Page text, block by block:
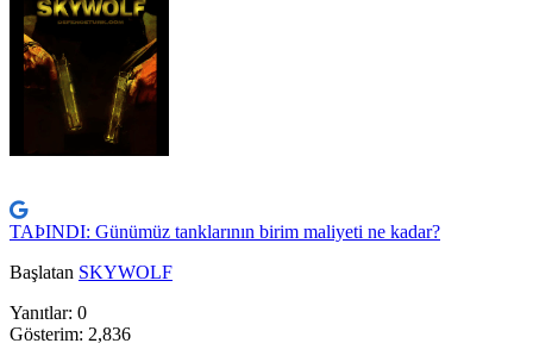
TAÞINDI: Günümüz tanklarının birim maliyeti ne kadar?
Başlatan SKYWOLF
Yanıtlar: 0
Gösterim: 2,836